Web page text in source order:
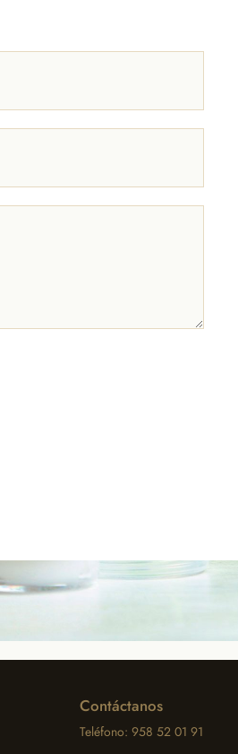
Contáctanos
Teléfono: 958 52 01 91